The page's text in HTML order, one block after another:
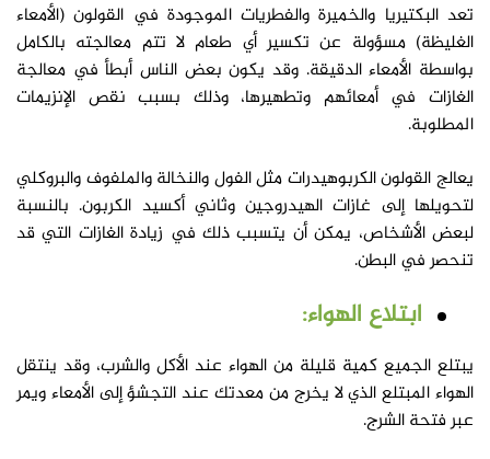
تعد البكتيريا والخميرة والفطريات الموجودة في القولون (الأمعاء
الغليظة) مسؤولة عن تكسير أي طعام لا تتم معالجته بالكامل
بواسطة الأمعاء الدقيقة. وقد يكون بعض الناس أبطأ في معالجة
الغازات في أمعائهم وتطهيرها، وذلك بسبب نقص الإنزيمات
المطلوبة.
يعالج القولون الكربوهيدرات مثل الفول والنخالة والملفوف والبروكلي
لتحويلها إلى غازات الهيدروجين وثاني أكسيد الكربون. بالنسبة
لبعض الأشخاص، يمكن أن يتسبب ذلك في زيادة الغازات التي قد
تنحصر في البطن.
ابتلاع الهواء:
يبتلع الجميع كمية قليلة من الهواء عند الأكل والشرب، وقد ينتقل
الهواء المبتلع الذي لا يخرج من معدتك عند التجشؤ إلى الأمعاء ويمر
عبر فتحة الشرج.